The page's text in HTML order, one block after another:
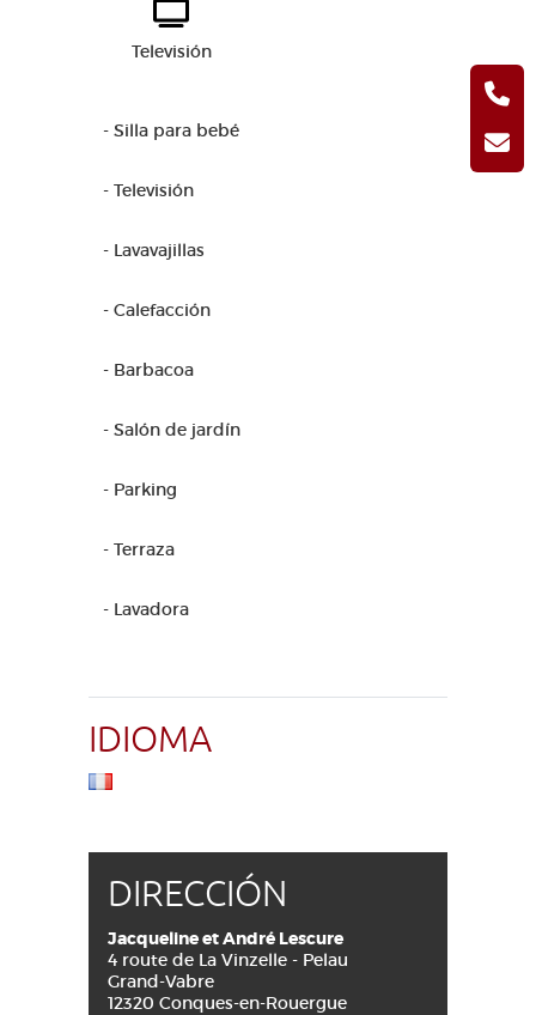
Televisión
- Silla para bebé
- Televisión
- Lavavajillas
- Calefacción
- Barbacoa
- Salón de jardín
- Parking
- Terraza
- Lavadora
IDIOMA
DIRECCIÓN
Jacqueline et André Lescure
4 route de La Vinzelle - Pelau
Grand-Vabre
12320 Conques-en-Rouergue